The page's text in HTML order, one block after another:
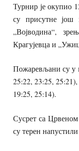
Турнир је окупио
су присутне још
„Војводина“,
Крагујевца и
Пожаревљани су у
25:22, 23:25,
19:25, 25:14).
Сусрет са
су терен